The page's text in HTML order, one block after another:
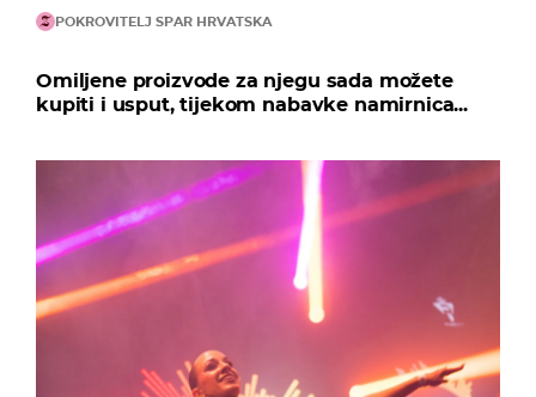
POKROVITELJ SPAR HRVATSKA
Omiljene proizvode za njegu sada možete
kupiti i usput, tijekom nabavke namirnica...